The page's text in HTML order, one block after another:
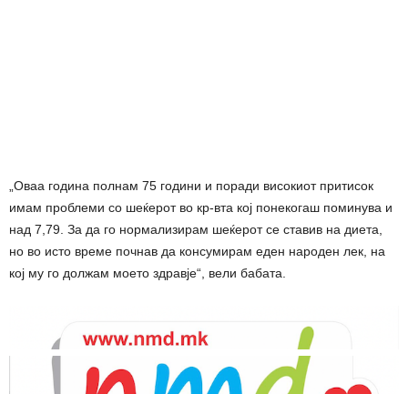
„Оваа година полнам 75 години и поради високиот притисок
имам проблеми со шеќерот во кр-вта кој понекогаш поминува и
над 7,79. За да го нормализирам шеќерот се ставив на диета,
но во исто време почнав да конcyмирам еден народен лек, на
кој му го должам моето здравје“, вели бабата.